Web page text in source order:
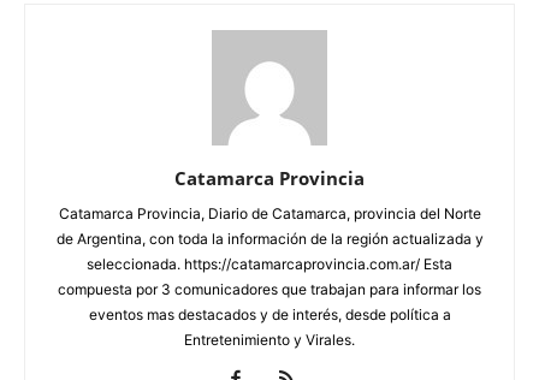
Catamarca Provincia
Catamarca Provincia, Diario de Catamarca, provincia del Norte
de Argentina, con toda la información de la región actualizada y
seleccionada. https://catamarcaprovincia.com.ar/ Esta
compuesta por 3 comunicadores que trabajan para informar los
eventos mas destacados y de interés, desde política a
Entretenimiento y Virales.